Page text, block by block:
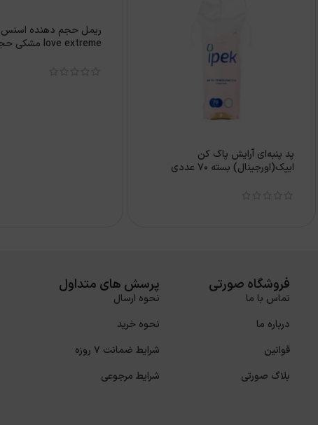
پد پنبه‌ای آرایش پاک کن
ایپک(اورجینال) بسته 70 عددی
love extreme مشكی حجم 12 ميل
فروشگاه صورتی
تماس با ما
درباره ما
قوانین
بلاگ صورتی
پرسش های متداول
نحوه ارسال
نحوه خرید
شرایط ضمانت 7 روزه
شرایط مرجوعی